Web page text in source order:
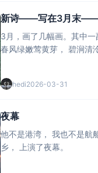
新诗——写在3月末——
3月，画了几幅画。其中一副画中我写了一首诗。 有一天我挨着妈妈坐，姐姐坐在
hedi2026-03-31
夜幕
他不是港湾， 我也不是航船。 我以为归途， 不过是远行。 他不是大树， 我也不是藤蔓。 攀附而上的， 不过是愚妄。 他是西山， 我是日落。 沉浸于梦
乡， 上演了夜幕。